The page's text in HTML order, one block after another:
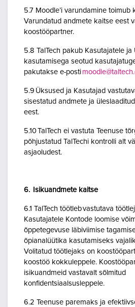
5.7 Moodle’i varundamine toimub
Varundatud andmete kaitse eest
koostööpartner.
5.8 TalTech pakub Kasutajatele ja
kasutamisega seotud
pakutakse e-posti
5.9 Üksused ja Kasutajad
sisestatud andmete ja
eest.
5.10 TalTech ei vastuta Teenuse
põhjustatud TalTechi kontrolli alt
asjaoludest.
6. Isikuandmete kaitse
6.1 TalTech töötleb vastutava
Kasutajatele Kontode loomise
õppetegevuse läbiviimise
õpianalüütika kasutamiseks
Volitatud töötlejaks on
koostöö kokkuleppele.
isikuandmeid vastavalt sõlmitud
konfidentsiaalsusleppele.
6.2 Teenuse paremaks ja